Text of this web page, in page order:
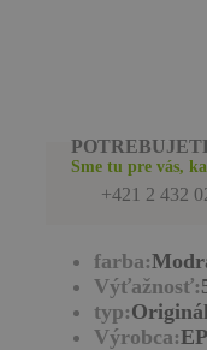
Sme tu pre vás,
+421 2 432
farba:
Výťažnosť:
typ:
Výrobca: